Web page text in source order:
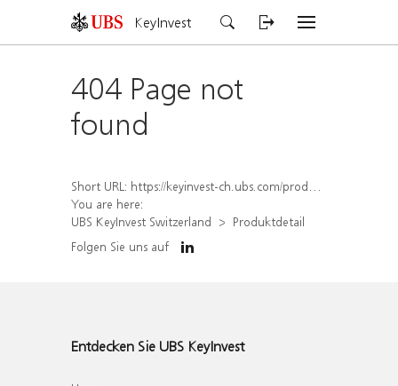
KeyInvest
404 Page not
found
Short URL: https://keyinvest-ch.ubs.com/produkt/detail/index/isin/CH1573364135
You are here:
UBS KeyInvest Switzerland
Produktdetail
Folgen Sie uns auf
Entdecken Sie UBS KeyInvest